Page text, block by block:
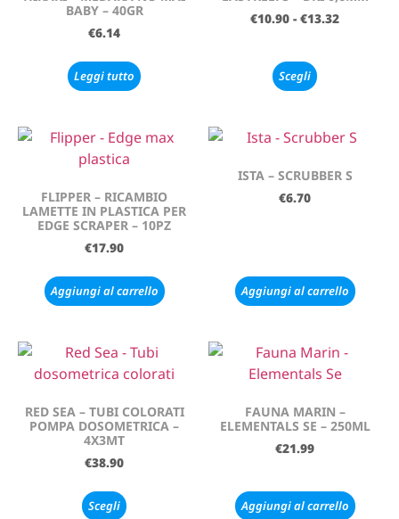
BABY – 40GR
€6.14
Leggi tutto
€10.90 - €13.32
Scegli
FLIPPER – RICAMBIO
LAMETTE IN PLASTICA PER
EDGE SCRAPER – 10PZ
€17.90
Aggiungi al carrello
ISTA – SCRUBBER S
€6.70
Aggiungi al carrello
RED SEA – TUBI COLORATI
POMPA DOSOMETRICA –
4X3MT
€38.90
Scegli
FAUNA MARIN –
ELEMENTALS SE – 250ML
€21.99
Aggiungi al carrello